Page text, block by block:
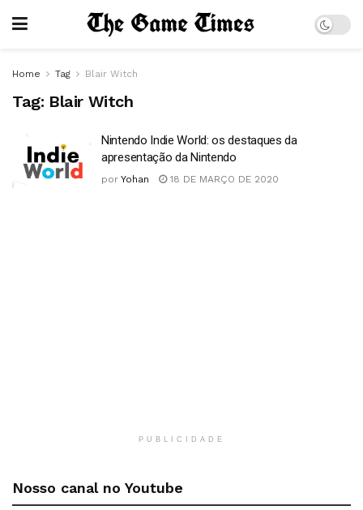
Home Tag Blair Witch
Tag: Blair Witch
Nintendo Indie World: os destaques da
apresentação da Nintendo
por Yohan 18 DE MARÇO DE 2020
PUBLICIDADE
Nosso canal no Youtube